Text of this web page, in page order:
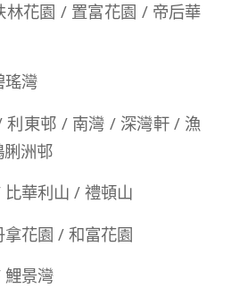
花園 / 置富花園 / 帝后華
瑤灣
利東邨 / 南灣 / 深灣軒 / 漁
洲邨
華利山 / 禮頓山
花園 / 和富花園
景灣